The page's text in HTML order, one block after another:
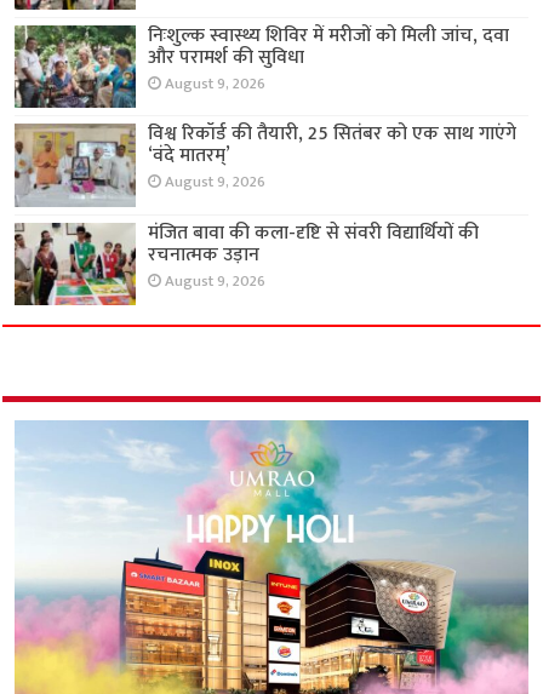
निःशुल्क स्वास्थ्य शिविर में मरीजों को मिली जांच, दवा
और परामर्श की सुविधा
August 9, 2026
विश्व रिकॉर्ड की तैयारी, 25 सितंबर को एक साथ गाएंगे
‘वंदे मातरम्’
August 9, 2026
मंजित बावा की कला-दृष्टि से संवरी विद्यार्थियों की
रचनात्मक उड़ान
August 9, 2026